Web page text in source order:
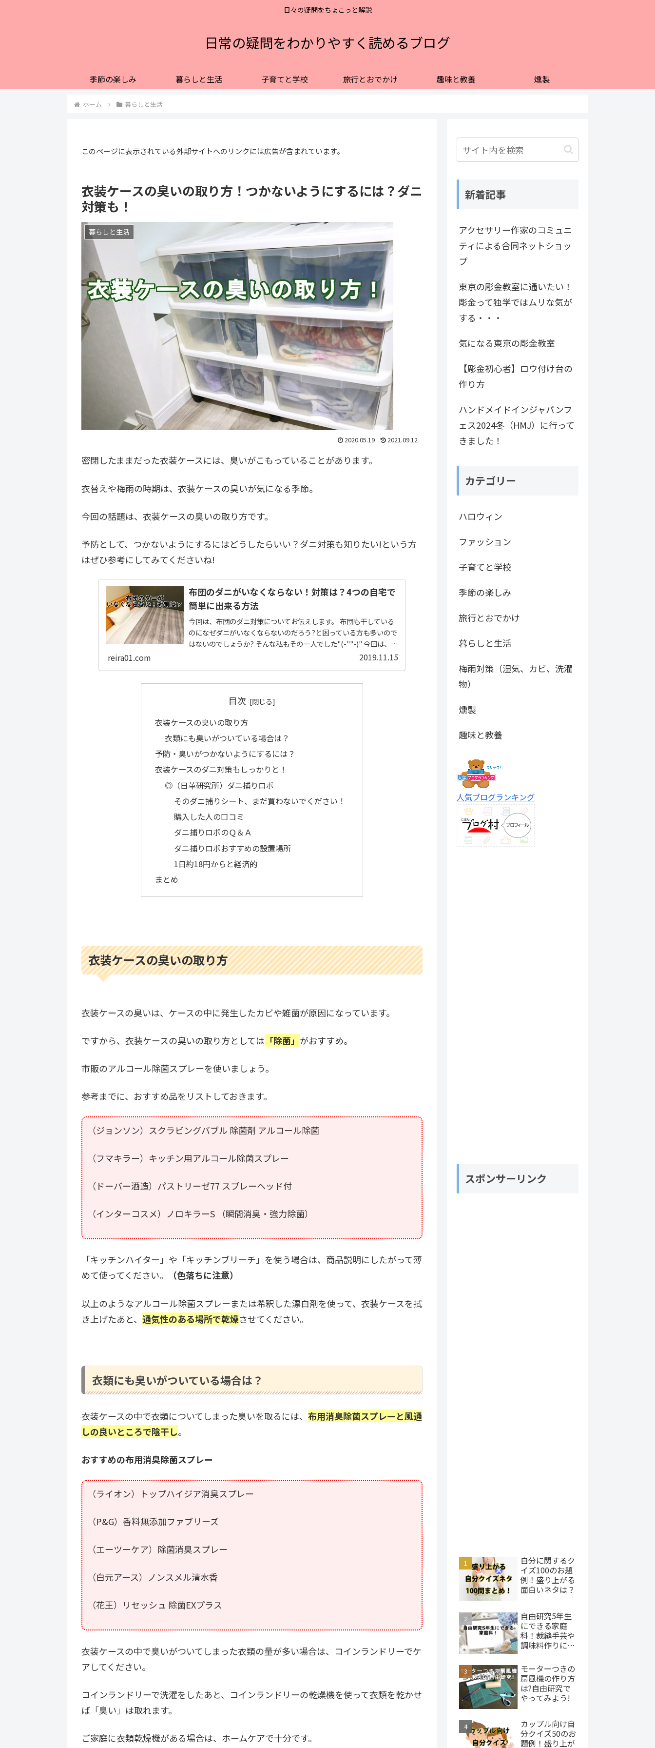
日々の疑問をちょこっと解説
日常の疑問をわかりやすく読めるブログ
季節の楽しみ 暮らしと生活 子育てと学校 旅行とおでかけ 趣味と教養 燻製
ホーム 暮らしと生活
このページに表示されている外部サイトへのリンクには広告が含まれています。
衣装ケースの臭いの取り方！つかないようにするには？ダニ
対策も！
暮らしと生活
2020.05.19 2021.09.12
密閉したままだった衣装ケースには、臭いがこもっていることがあります。
衣替えや梅雨の時期は、衣装ケースの臭いが気になる季節。
今回の話題は、衣装ケースの臭いの取り方です。
予防として、つかないようにするにはどうしたらいい？ダニ対策も知りたい!という方
はぜひ参考にしてみてくださいね!
布団のダニがいなくならない！対策は？4つの自宅で
簡単に出来る方法
今回は、布団のダニ対策についてお伝えします。 布団も干している
のになぜダニがいなくならないのだろう?と困っている方も多いので
はないのでしょうか? そんな私もその一人でした"(-""-)" 今回は、簡
reira01.com 2019.11.15
目次
衣装ケースの臭いの取り方
衣類にも臭いがついている場合は？
予防・臭いがつかないようにするには？
衣装ケースのダニ対策もしっかりと！
◎（日革研究所）ダニ捕りロボ
そのダニ捕りシート、まだ買わないでください！
購入した人の口コミ
ダニ捕りロボのＱ＆Ａ
ダニ捕りロボおすすめの設置場所
1日約18円からと経済的
まとめ
衣装ケースの臭いの取り方
衣装ケースの臭いは、ケースの中に発生したカビや雑菌が原因になっています。
ですから、衣装ケースの臭いの取り方としては 「除菌」 がおすすめ。
市販のアルコール除菌スプレーを使いましょう。
参考までに、おすすめ品をリストしておきます。
（ジョンソン）スクラビングバブル 除菌剤 アルコール除菌
（フマキラー）キッチン用アルコール除菌スプレー
（ドーバー酒造）パストリーゼ77 スプレーヘッド付
（インターコスメ）ノロキラーS （瞬間消臭・強力除菌）
「キッチンハイター」や「キッチンブリーチ」を使う場合は、商品説明にしたがって薄
めて使ってください。
（色落ちに注意）
以上のようなアルコール除菌スプレーまたは希釈した漂白剤を使って、衣装ケースを拭
き上げたあと、 通気性のある場所で乾燥させてください。
衣類にも臭いがついている場合は？
衣装ケースの中で衣類についてしまった臭いを取るには、 布用消臭除菌スプレーと風通
しの良いところで陰干し。
おすすめの布用消臭除菌スプレー
（ライオン）トップハイジア消臭スプレー
（P&G）香料無添加ファブリーズ
（エーツーケア）除菌消臭スプレー
（白元アース）ノンスメル清水香
（花王）リセッシュ 除菌EXプラス
衣装ケースの中で臭いがついてしまった衣類の量が多い場合は、コインランドリーでケ
アしてください。
コインランドリーで洗濯をしたあと、コインランドリーの乾燥機を使って衣類を乾かせ
ば「臭い」は取れます。
ご家庭に衣類乾燥機がある場合は、ホームケアで十分です。
新着記事
アクセサリー作家のコミュニ
ティによる合同ネットショッ
プ
東京の彫金教室に通いたい！
彫金って独学ではムリな気が
する・・・
気になる東京の彫金教室
【彫金初心者】ロウ付け台の
作り方
ハンドメイドインジャパンフ
ェス2024冬（HMJ）に行って
きました！
カテゴリー
ハロウィン
ファッション
子育てと学校
季節の楽しみ
旅行とおでかけ
暮らしと生活
梅雨対策（湿気、カビ、洗濯
物）
燻製
趣味と教養
人気ブログランキング
スポンサーリンク
自分に関するク
イズ100のお題
例！盛り上がる
面白いネタは？
自由研究5年生
にできる家庭
科！裁縫手芸や
調味料作りにチ
モーターつきの
扇風機の作り方
は?自由研究で
やってみよう!
カップル向け自
分クイズ50のお
題例！盛り上が